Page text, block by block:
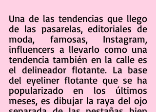
Una de las tendencias que llego
de las pasarelas, editoriales de
moda, famosas, Instagram,
influencers a llevarlo como una
tendencia también en la calle es
el delineador flotante. La base
del eyeliner flotante que se ha
popularizado en los últimos
meses, es dibujar la raya del ojo